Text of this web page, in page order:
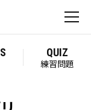
QUIZ
練習問題